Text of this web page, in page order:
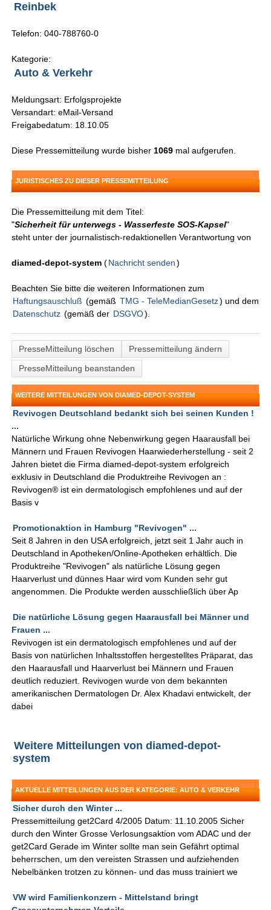
Reinbek
Telefon: 040-788760-0
Kategorie:
Auto & Verkehr
Meldungsart: Erfolgsprojekte
Versandart: eMail-Versand
Freigabedatum: 18.10.05
Diese Pressemitteilung wurde bisher 1069 mal aufgerufen.
JURISTISCHES ZU DIESER PRESSEMITTEILUNG
Die Pressemitteilung mit dem Titel:
"Sicherheit für unterwegs - Wasserfeste SOS-Kapsel"
steht unter der journalistisch-redaktionellen Verantwortung von
diamed-depot-system (Nachricht senden )
Beachten Sie bitte die weiteren Informationen zum
Haftungsauschluß (gemäß TMG - TeleMedianGesetz) und dem
Datenschutz (gemäß der DSGVO).
PresseMitteilung löschen
Pressemitteilung ändern
PresseMitteilung beanstanden
WEITERE MITTEILUNGEN VON DIAMED-DEPOT-SYSTEM
Revivogen Deutschland bedankt sich bei seinen Kunden !
...
Natürliche Wirkung ohne Nebenwirkung gegen Haarausfall bei
Männern und Frauen Revivogen Haarwiederherstellung - seit 2
Jahren bietet die Firma diamed-depot-system erfolgreich
exklusiv in Deutschland die Produktreihe Revivogen an :
Revivogen® ist ein dermatologisch empfohlenes und auf der
Basis v
Promotionaktion in Hamburg "Revivogen" ...
Seit 8 Jahren in den USA erfolgreich, jetzt seit 1 Jahr auch in
Deutschland in Apotheken/Online-Apotheken erhältlich. Die
Produktreihe "Revivogen" als natürliche Lösung gegen
Haarverlust und dünnes Haar wird vom Kunden sehr gut
angenommen. Die Produkte werden ausschließlich über Ap
Die natürliche Lösung gegen Haarausfall bei Männer und
Frauen ...
Revivogen ist ein dermatologisch empfohlenes und auf der
Basis von natürlichen Inhaltsstoffen hergestelltes Präparat, das
den Haarausfall und Haarverlust bei Männern und Frauen
deutlich reduziert. Revivogen wurde von dem bekannten
amerikanischen Dermatologen Dr. Alex Khadavi entwickelt, der
dabei
Weitere Mitteilungen von diamed-depot-
system
AKTUELLE MITTEILUNGEN AUS DER KATEGORIE: AUTO & VERKEHR
Sicher durch den Winter ...
Pressemitteilung get2Card 4/2005 Datum: 11.10.2005 Sicher
durch den Winter Grosse Verlosungsaktion vom ADAC und der
get2Card Gerade im Winter sollte man sein Gefährt optimal
beherrschen, um den vereisten Strassen und aufziehenden
Nebelbänken trotzen zu können- und das muss trainiert we
VW wird Familienkonzern - Mittelstand bringt